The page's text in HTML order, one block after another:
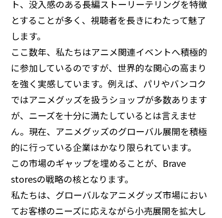
ト、没入感のある長編ストーリーテリングを特徴
とすることが多く、視聴者を長きにわたって魅了
します。
ここ数年、私たちはアニメ関連イベントへ積極的
に参加しているのですが、世界的な関心の高まり
を強く実感しています。例えば、パリやバンコク
ではアニメグッズを扱うショップが多数あります
が、ニーズを十分に満たしているとは言えませ
ん。現在、アニメグッズのグローバル展開を積極
的に行っている企業はかなり限られています。
この市場のギャップを埋めることが、Brave
storesの戦略の核となります。
私たちは、グローバルなアニメグッズ市場におい
てお客様のニーズに応えながら小売展開を拡大し